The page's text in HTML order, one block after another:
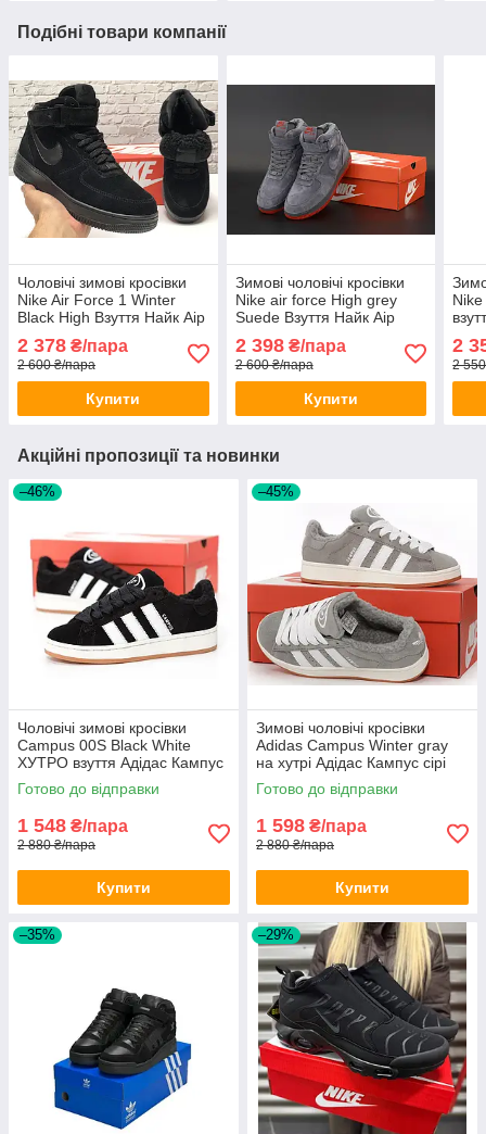
Подібні товари компанії
Чоловічі зимові кросівки
Nike Air Force 1 Winter
Black High Взуття Найк Аір
Форс чорні на хутрі високі
замшеві теплі
2 378 ₴/пара
2 600 ₴/пара
Купити
Зимові чоловічі кросівки
Nike air force High grey
Suede Взуття Найк Аір
Форс сірі високі на хутрі
замшеві
2 398₴/пара
2 600 ₴/пара
Купити
з
2
2
Акційні пропозиції та новинки
–46%
Чоловічі зимові кросівки
Campus 00S Black White
ХУТРО взуття Адідас Кампус
чорно-білі замшеві 41 - 45
Готово до відправки
1 548 ₴/пара
2 880 ₴/пара
Купити
–45%
Зимові чоловічі кросівки
Adidas Campus Winter gray
на хутрі Адідас Кампус сірі
теплі замшеві
Готово до відправки
1 598 ₴/пара
2 880 ₴/пара
Купити
–35% –29%